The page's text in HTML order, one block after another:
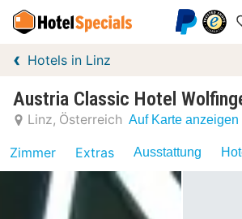
Hotels in Linz
Austria Classic Hotel
Linz Österreich Auf Karte anzeigen
Zimmer Extras Ausstattung